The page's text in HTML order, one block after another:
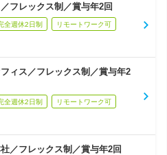
フレックス制／賞与年2回
全週休2日制 リモートワーク可
ィス／フレックス制／賞与年2
全週休2日制 リモートワーク可
／フレックス制／賞与年2回